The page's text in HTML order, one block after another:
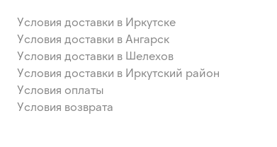
Условия доставки в Иркутске
Условия доставки в Ангарск
Условия доставки в Шелехов
Условия доставки в Иркутский район
Условия оплаты
Условия возврата